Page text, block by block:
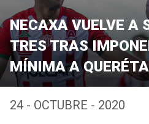
NECAXA VUELVE A
TRES TRAS
MÍNIMA A
24 - OCTUBRE - 2020